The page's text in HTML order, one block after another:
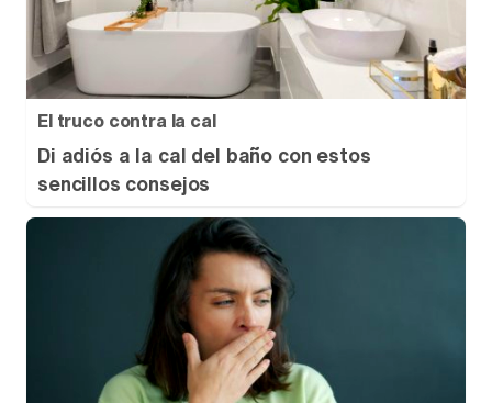
El truco contra la cal
Di adiós a la cal del baño con estos
sencillos consejos